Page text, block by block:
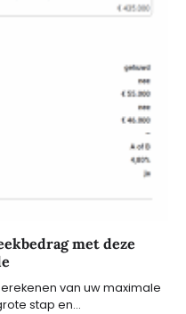
met deze
van uw maximale
stap en…